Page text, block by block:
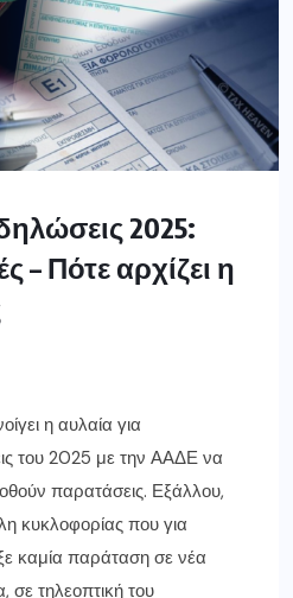
2025:
– Πότε αρχίζει η
η αυλαία για
του 2025 με την ΑΑΔΕ να
παρατάσεις. Εξάλλου,
κυκλοφορίας που για
καμία παράταση σε νέα
τηλεοπτική του